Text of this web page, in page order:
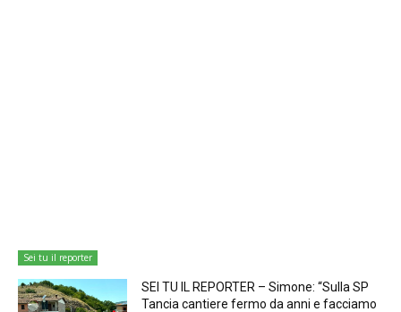
Sei tu il reporter
SEI TU IL REPORTER – Simone: “Sulla SP
Tancia cantiere fermo da anni e facciamo